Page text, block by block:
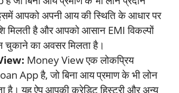
आपको अपनी आय की स्थिति के आधार पर
मिलती है और आपको आसान EMI विकल्पों
चुकाने का अवसर मिलता है।
Money View एक लोकप्रिय
App है, जो बिना आय प्रमाण के भी लोन
है। यह ऐप आपकी क्रेडिट हिस्ट्री और अन्य